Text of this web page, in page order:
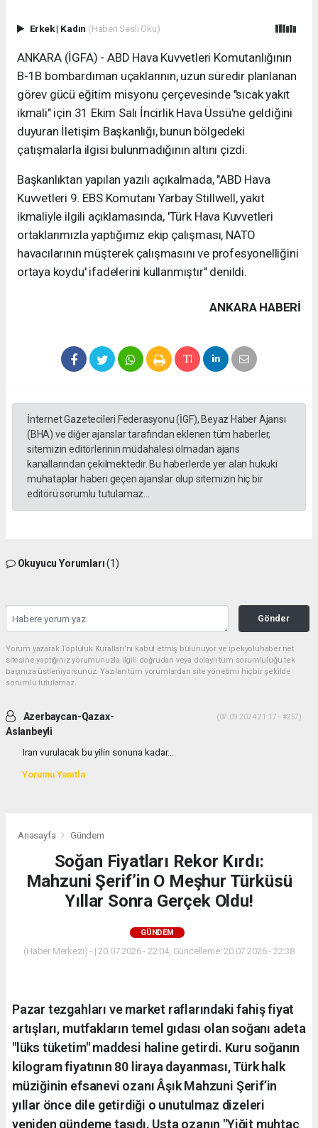
Erkek| Kadın (Haberi Sesli Oku)
ANKARA (İGFA) - ABD Hava Kuvvetleri Komutanlığının
B-1B bombardıman uçaklarının, uzun süredir planlanan
görev gücü eğitim misyonu çerçevesinde "sıcak yakıt
ikmali" için 31 Ekim Salı İncirlik Hava Üssü'ne geldiğini
duyuran İletişim Başkanlığı, bunun bölgedeki
çatışmalarla ilgisi bulunmadığının altını çizdi.
Başkanlıktan yapılan yazılı açıkalmada, "ABD Hava
Kuvvetleri 9. EBS Komutanı Yarbay Stillwell, yakıt
ikmaliyle ilgili açıklamasında, 'Türk Hava Kuvvetleri
ortaklarımızla yaptığımız ekip çalışması, NATO
havacılarının müşterek çalışmasını ve profesyonelliğini
ortaya koydu' ifadelerini kullanmıştır" denildi.
ANKARA HABERİ
İnternet Gazetecileri Federasyonu (İGF), Beyaz Haber Ajansı
(BHA) ve diğer ajanslar tarafından eklenen tüm haberler,
sitemizin editörlerinin müdahalesi olmadan ajans
kanallarından çekilmektedir. Bu haberlerde yer alan hukuki
muhataplar haberi geçen ajanslar olup sitemizin hiç bir
editörü sorumlu tutulamaz...
Okuyucu Yorumları(1)
Gönder
Yorum yazarak Topluluk Kuralları’nı kabul etmiş bulunuyor ve ipekyoluhaber.net
sitesine yaptığınız yorumunuzla ilgili doğrudan veya dolaylı tüm sorumluluğu tek
başınıza üstleniyorsunuz. Yazılan tüm yorumlardan site yönetimi hiçbir şekilde
sorumlu tutulamaz.
Azerbaycan-Qazax-
Aslanbeyli
(07.09.2024 21:17 - #257)
Iran vurulacak bu yilin sonuna kadar...
Yorumu Yanıtla
Anasayfa Gündem
Soğan Fiyatları Rekor Kırdı:
Mahzuni Şerif’in O Meşhur Türküsü
Yıllar Sonra Gerçek Oldu!
GÜNDEM
(Haber Merkezi) - | 20.07.2026 - 22:04, Güncelleme: 20.07.2026 - 22:38
Pazar tezgahları ve market raflarındaki fahiş fiyat
artışları, mutfakların temel gıdası olan soğanı adeta
"lüks tüketim" maddesi haline getirdi. Kuru soğanın
kilogram fiyatının 80 liraya dayanması, Türk halk
müziğinin efsanevi ozanı Âşık Mahzuni Şerif’in
yıllar önce dile getirdiği o unutulmaz dizeleri
yeniden gündeme taşıdı. Usta ozanın "Yiğit muhtaç